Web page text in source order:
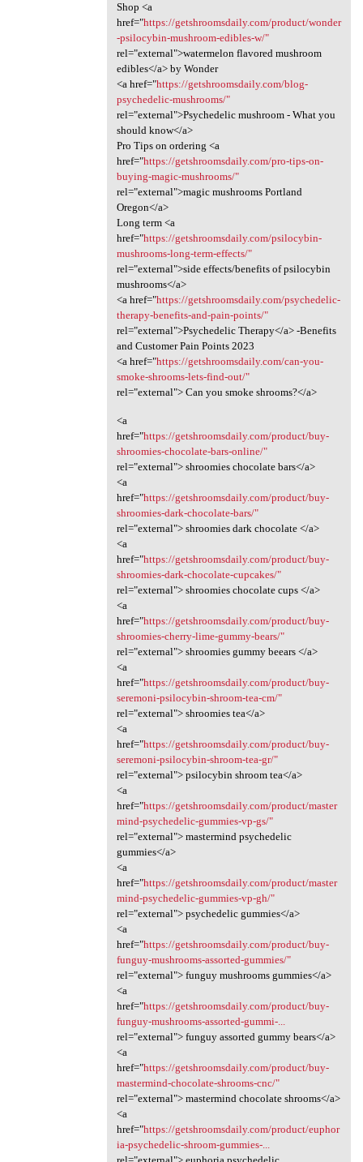
Shop <a
href="https://getshroomsdaily.com/product/wonder
-psilocybin-mushroom-edibles-w/"
rel="external">watermelon flavored mushroom
edibles</a> by Wonder
<a href="https://getshroomsdaily.com/blog-
psychedelic-mushrooms/"
rel="external">Psychedelic mushroom - What you
should know</a>
Pro Tips on ordering <a
href="https://getshroomsdaily.com/pro-tips-on-
buying-magic-mushrooms/"
rel="external">magic mushrooms Portland
Oregon</a>
Long term <a
href="https://getshroomsdaily.com/psilocybin-
mushrooms-long-term-effects/"
rel="external">side effects/benefits of psilocybin
mushrooms</a>
<a href="https://getshroomsdaily.com/psychedelic-
therapy-benefits-and-pain-points/"
rel="external">Psychedelic Therapy</a> -Benefits
and Customer Pain Points 2023
<a href="https://getshroomsdaily.com/can-you-
smoke-shrooms-lets-find-out/"
rel="external"> Can you smoke shrooms?</a>
<a
href="https://getshroomsdaily.com/product/buy-
shroomies-chocolate-bars-online/"
rel="external"> shroomies chocolate bars</a>
<a
href="https://getshroomsdaily.com/product/buy-
shroomies-dark-chocolate-bars/"
rel="external"> shroomies dark chocolate </a>
<a
href="https://getshroomsdaily.com/product/buy-
shroomies-dark-chocolate-cupcakes/"
rel="external"> shroomies chocolate cups </a>
<a
href="https://getshroomsdaily.com/product/buy-
shroomies-cherry-lime-gummy-bears/"
rel="external"> shroomies gummy beears </a>
<a
href="https://getshroomsdaily.com/product/buy-
seremoni-psilocybin-shroom-tea-cm/"
rel="external"> shroomies tea</a>
<a
href="https://getshroomsdaily.com/product/buy-
seremoni-psilocybin-shroom-tea-gr/"
rel="external"> psilocybin shroom tea</a>
<a
href="https://getshroomsdaily.com/product/master
mind-psychedelic-gummies-vp-gs/"
rel="external"> mastermind psychedelic
gummies</a>
<a
href="https://getshroomsdaily.com/product/master
mind-psychedelic-gummies-vp-gh/"
rel="external"> psychedelic gummies</a>
<a
href="https://getshroomsdaily.com/product/buy-
funguy-mushrooms-assorted-gummies/"
rel="external"> funguy mushrooms gummies</a>
<a
href="https://getshroomsdaily.com/product/buy-
funguy-mushrooms-assorted-gummi-...
rel="external"> funguy assorted gummy bears</a>
<a
href="https://getshroomsdaily.com/product/buy-
mastermind-chocolate-shrooms-cnc/"
rel="external"> mastermind chocolate shrooms</a>
<a
href="https://getshroomsdaily.com/product/euphor
ia-psychedelic-shroom-gummies-...